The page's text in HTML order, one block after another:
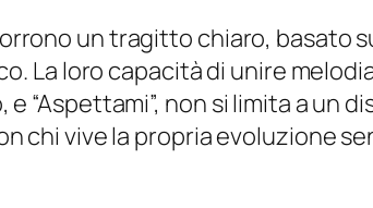
un tragitto chiaro, basato
La loro capacità di unire
“Aspettami”, non si limita a un
chi vive la propria evoluzione